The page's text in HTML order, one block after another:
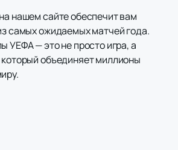
нашем сайте обеспечит вам
самых ожидаемых матчей года.
УЕФА — это не просто игра, а
объединяет миллионы